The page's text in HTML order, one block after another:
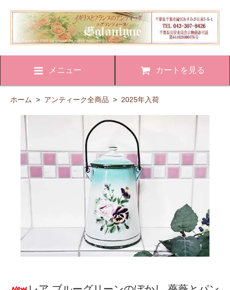
メニュー カートを見る
ホーム > アンティーク全商品 > 2025年入荷